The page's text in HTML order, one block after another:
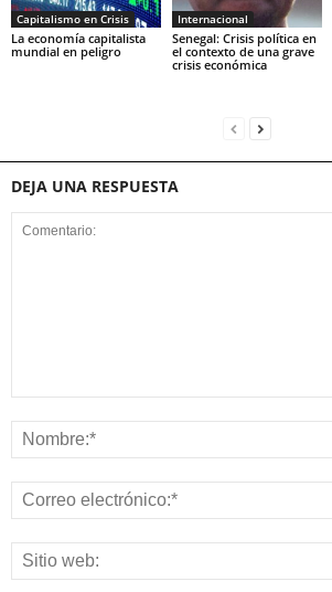
Capitalismo en Crisis
La economía capitalista
mundial en peligro
Internacional
Senegal: Crisis política en
el contexto de una grave
crisis económica
DEJA UNA RESPUESTA